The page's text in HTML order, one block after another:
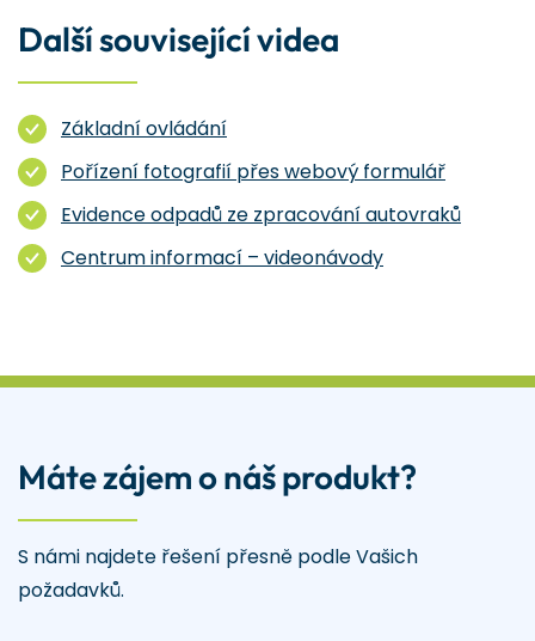
Další související videa
Základní ovládání
Pořízení fotografií přes webový formulář
Evidence odpadů ze zpracování autovraků
Centrum informací – videonávody
Máte zájem o náš produkt?
S námi najdete řešení přesně podle Vašich
požadavků.